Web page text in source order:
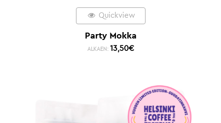
Quickview
Party Mokka
ALKAEN: 13,50€